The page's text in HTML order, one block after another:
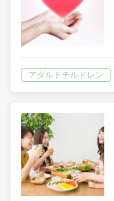
アダルトチルドレン